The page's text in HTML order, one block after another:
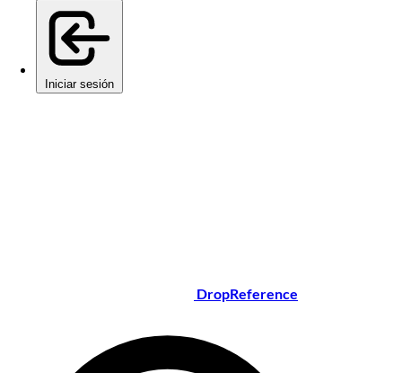
Iniciar sesión
DropReference